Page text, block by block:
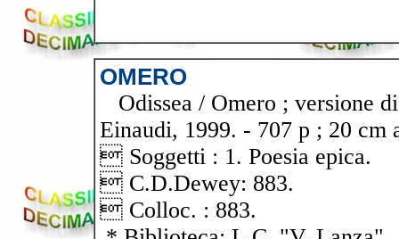
OMERO
Odissea / Omero ; versione
Einaudi, 1999. - 707 p ; 20 cm
 Soggetti : 1. Poesia epica.
 C.D.Dewey: 883.
 Colloc. : 883.